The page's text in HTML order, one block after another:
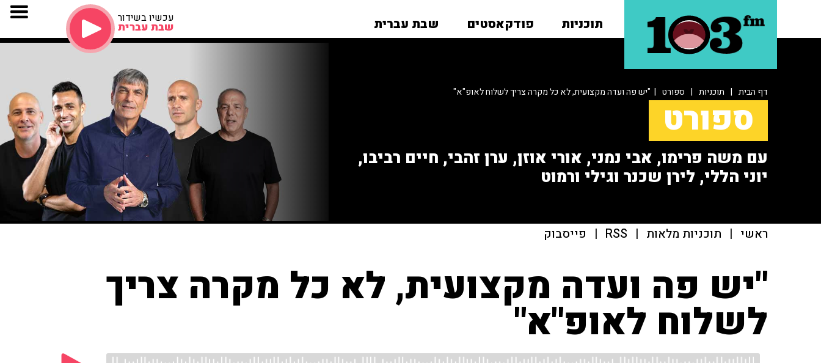
תוכניות פודקאסטים שבת עברית עכשיו בשידור
שבת עברית
דף הבית | תוכניות | ספורט | "יש פה ועדה מקצועית, לא כל מקרה צריך לשלוח לאופ"א"
ספורט
עם משה פרימו, אבי נמני, אורי אוזן, ערן זהבי, חיים רביבו,
יוני הללי, לירן שכנר וגילי ורמוט
ראשי | תוכניות מלאות |
RSS
| פייסבוק
"יש פה ועדה מקצועית, לא כל מקרה צריך
לשלוח לאופ"א"